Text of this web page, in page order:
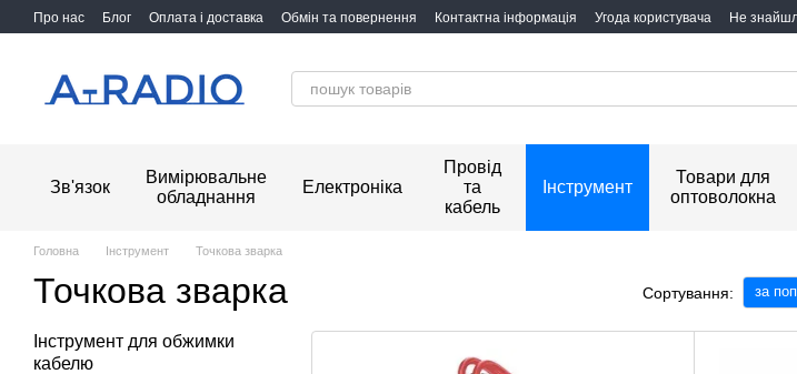
Перейти до основного контенту
Про нас Блог Оплата і доставка Обмін та повернення Контактна інформація Угода користувача Не
Зв'язок
Вимірювальне
обладнання
Електроніка
Провід
та
кабель
Інструмент
Товари для
оптоволокна
Головна Інструмент Точкова зварка
Точкова зварка Сортування: за
Інструмент для обжимки
кабелю